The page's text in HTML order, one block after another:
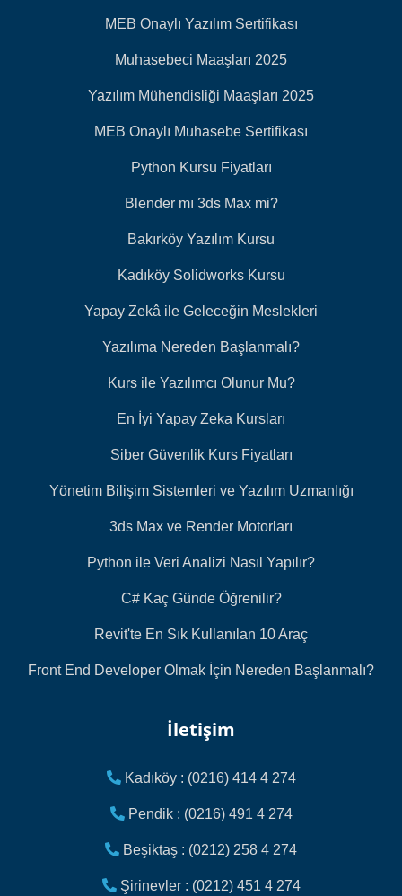
MEB Onaylı Yazılım Sertifikası
Muhasebeci Maaşları 2025
Yazılım Mühendisliği Maaşları 2025
MEB Onaylı Muhasebe Sertifikası
Python Kursu Fiyatları
Blender mı 3ds Max mi?
Bakırköy Yazılım Kursu
Kadıköy Solidworks Kursu
Yapay Zekâ ile Geleceğin Meslekleri
Yazılıma Nereden Başlanmalı?
Kurs ile Yazılımcı Olunur Mu?
En İyi Yapay Zeka Kursları
Siber Güvenlik Kurs Fiyatları
Yönetim Bilişim Sistemleri ve Yazılım Uzmanlığı
3ds Max ve Render Motorları
Python ile Veri Analizi Nasıl Yapılır?
C# Kaç Günde Öğrenilir?
Revit'te En Sık Kullanılan 10 Araç
Front End Developer Olmak İçin Nereden Başlanmalı?
İletişim
Kadıköy : (0216) 414 4 274
Pendik : (0216) 491 4 274
Beşiktaş : (0212) 258 4 274
Şirinevler : (0212) 451 4 274